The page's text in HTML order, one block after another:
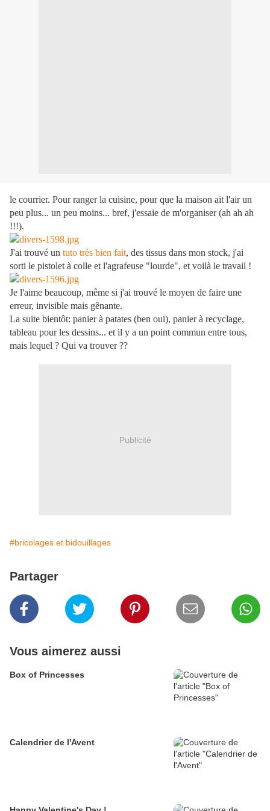
le courrier. Pour ranger la cuisine, pour que la maison ait l'air un
peu plus... un peu moins... bref, j'essaie de m'organiser (ah ah ah
!!!).
J'ai trouvé un tuto très bien fait, des tissus dans mon stock, j'ai
sorti le pistolet à colle et l'agrafeuse "lourde", et voilà le travail !
Je l'aime beaucoup, même si j'ai trouvé le moyen de faire une
erreur, invisible mais gênante.
La suite bientôt: panier à patates (ben oui), panier à recyclage,
tableau pour les dessins... et il y a un point commun entre tous,
mais lequel ? Qui va trouver ??
Publicité
#bricolages et bidouillages
Partager
Vous aimerez aussi
Box of Princesses
Calendrier de l'Avent